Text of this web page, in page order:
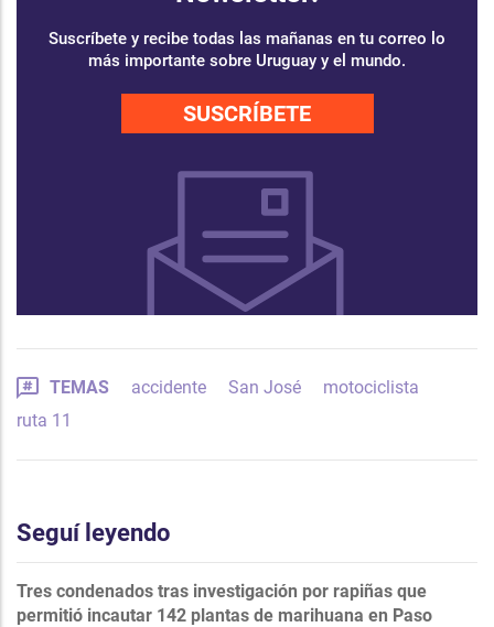
Suscríbete y recibe todas las mañanas en tu correo lo
más importante sobre Uruguay y el mundo.
SUSCRÍBETE
TEMAS accidente San José
motociclista
ruta 11
Seguí leyendo
Tres condenados tras investigación por rapiñas que
permitió incautar 142 plantas de marihuana en Paso